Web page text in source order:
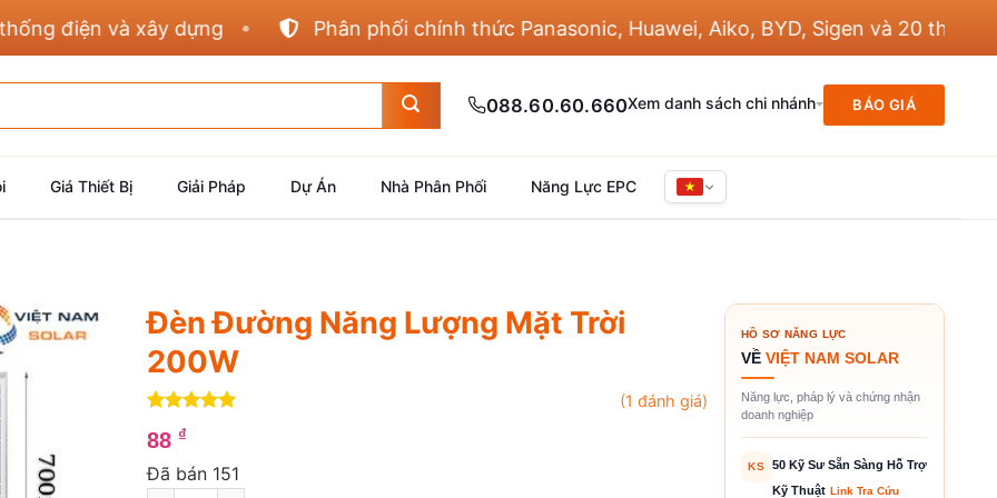
điện và xây dựng Phân phối chính thức Panasonic, Huawei, Aiko, BYD, Sigen và 20 thương hiệu
088.60.60.660Xem danh sách chi nhánh BÁO GIÁ
Giá Thiết Bị Giải Pháp Dự Án Nhà Phân Phối Năng Lực EPC
Đèn Đường Năng Lượng Mặt Trời
200W
trên 5
dựa trên
(1 đánh giá)
88 ₫
Đã bán 151
HỒ SƠ NĂNG LỰC
VỀ VIỆT NAM SOLAR
Năng lực, pháp lý và chứng nhận
doanh nghiệp
KS
50 Kỹ Sư Sẵn Sàng Hỗ Trợ
Kỹ Thuật Link Tra Cứu